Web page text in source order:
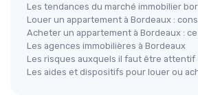
Les tendances du marché immobilier
Louer un appartement à Bordeaux :
Acheter un appartement à Bordeaux :
Les agences immobilières à Bordeaux
Les risques auxquels il faut être attentif
Les aides et dispositifs pour louer ou